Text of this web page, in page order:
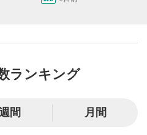
は動画再生エリア右上のメニュ
再生されます。
します。
ランキング
間 月間